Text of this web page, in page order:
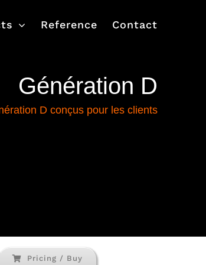
Reference Contact
Génération D
D conçus pour les clients
Pricing / Buy